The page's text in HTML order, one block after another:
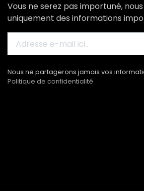
Vous ne serez pas importuné,
uniquement des informations
Nous ne partagerons jamais vos
Politique de confidentialité